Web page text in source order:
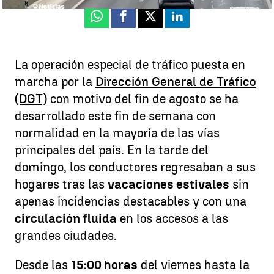
Whatsapp
Facebook
X Linkedin
La operación especial de tráfico puesta en
marcha por la Dirección General de Tráfico
(DGT) con motivo del fin de agosto se ha
desarrollado este fin de semana con
normalidad en la mayoría de las vías
principales del país. En la tarde del
domingo, los conductores regresaban a sus
hogares tras las vacaciones estivales sin
apenas incidencias destacables y con una
circulación fluida en los accesos a las
grandes ciudades.
Desde las 15:00 horas del viernes hasta la